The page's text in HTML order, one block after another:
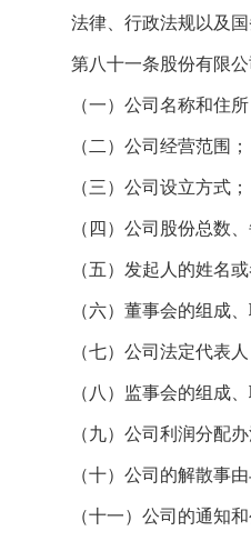
法律、行政法规以及国
第八十一条股份有限公
（一）公司名称和住所
（二）公司经营范围；
（三）公司设立方式；
（四）公司股份总数、
（五）发起人的姓名或
（六）董事会的组成、
（七）公司法定代表人
（八）监事会的组成、
（九）公司利润分配办
（十）公司的解散事由
（十一）公司的通知和